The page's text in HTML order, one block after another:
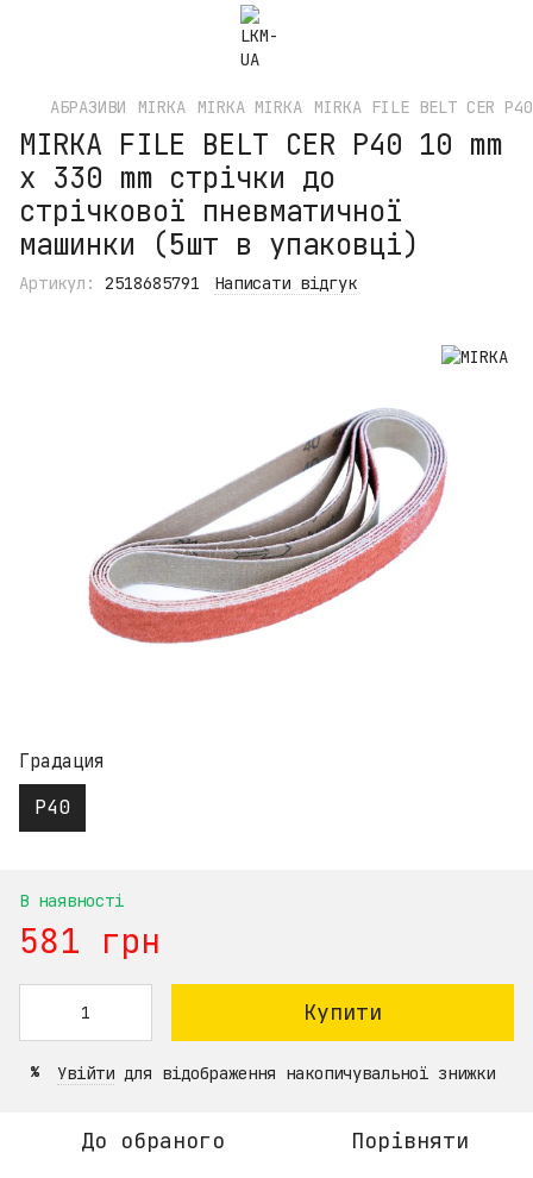
АБРАЗИВИ MIRKA MIRKA MIRKA MIRKA FILE BELT CER
MIRKA FILE BELT CER P40 10 mm
x 330 mm стрічки до
стрічкової пневматичної
машинки (5шт в упаковці)
Артикул: 2518685791 Написати відгук
Градация
Р40
В наявності
581 грн
Купити
% Увійти для відображення накопичувальної знижки
До обраного Порівняти